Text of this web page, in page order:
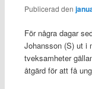
Publicerad den
För några dagar
Johansson (S) ut i
tveksamheter
åtgärd för att få